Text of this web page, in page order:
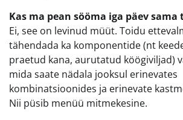
Kas ma pean sööma iga päev sama
Ei, see on levinud müüt. Toidu
tähendada ka komponentide (nt
praetud kana, aurutatud köögiviljad)
mida saate nädala jooksul erinevates
kombinatsioonides ja erinevate
Nii püsib menüü mitmekesine.